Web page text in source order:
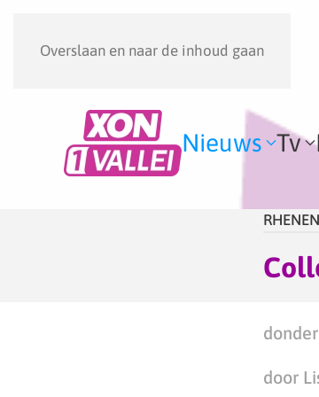
Overslaan en naar de inhoud gaan
Nieuws Tv
RHENEN
door